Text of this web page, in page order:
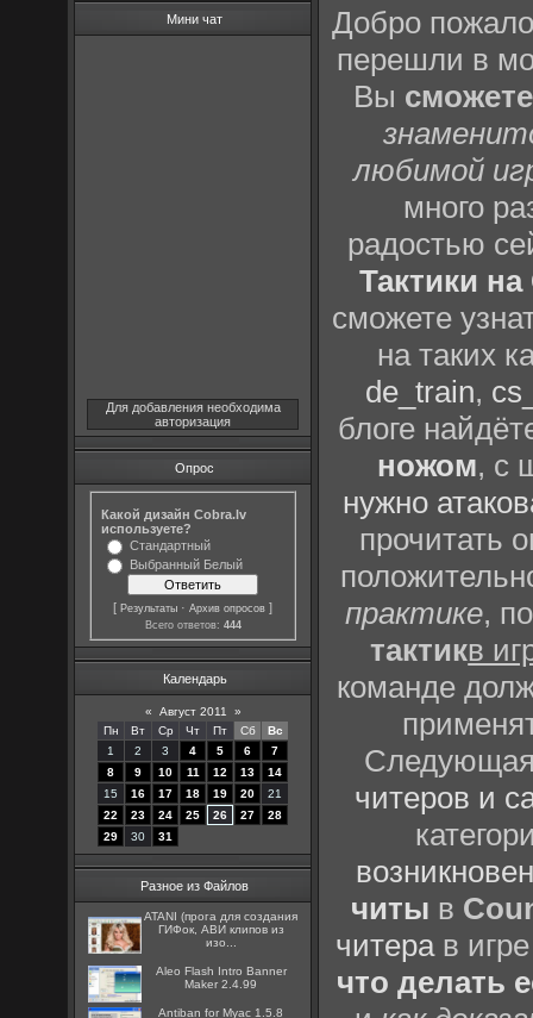
Мини чат
Для добавления необходима
авторизация
Опрос
Какой дизайн Cobra.lv
используете?
Стандартный
Выбранный Белый
[Результаты ·Архив опросов ]
Всего ответов: 444
Календарь
« Август 2011
»
Пн
Вт Ср Чт Пт Сб
Вс
1
2 3 4 5 6
7
8
9 10 11 12 13
14
15
16 17 18 19 20
21
22
23 24 25 26 27
28
29
30 31
Разное из Файлов
ATANI (прога для создания
ГИФок, АВИ клипов из
изо...
Aleo Flash Intro Banner
Maker 2.4.99
Antiban for Myac 1.5.8
Добро
перешли в
Вы
любимой
много
радостью
Тактики
сможете
на таких
de_train,
блоге
ножом, с
нужно
прочитать
практике,
тактикв
команде
Следующая
читеров и
читы в
читерав
что делать